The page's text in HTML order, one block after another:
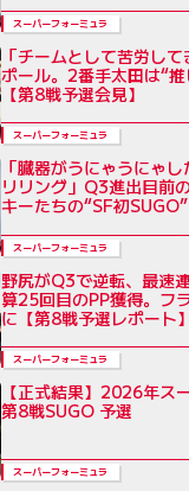
スーパーフォーミュラ
「チームとして苦労し
ポール。2番手太田は“
【第8戦予選会見】
スーパーフォーミュラ
「臓器がうにゃうにゃ
リリング」Q3進出目前
キーたちの“SF初SUGO”
スーパーフォーミュラ
野尻がQ3で逆転、最速
算25回目のPP獲得。フ
に【第8戦予選レポート】
スーパーフォーミュラ
【正式結果】2026年ス
第8戦SUGO 予選
スーパーフォーミュラ